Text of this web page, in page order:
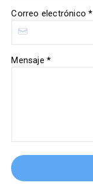
Correo electrónico*
Mensaje *